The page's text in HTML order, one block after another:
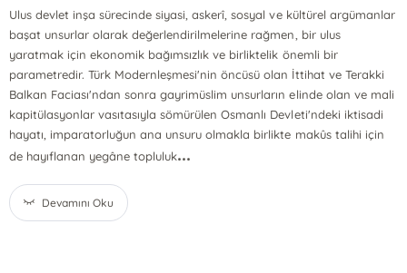
Ulus devlet inşa sürecinde siyasi, askerî, sosyal ve kültürel argümanlar
başat unsurlar olarak değerlendirilmelerine rağmen, bir ulus
yaratmak için ekonomik bağımsızlık ve birliktelik önemli bir
parametredir. Türk Modernleşmesi'nin öncüsü olan İttihat ve Terakki
Balkan Faciası'ndan sonra gayrimüslim unsurların elinde olan ve mali
kapitülasyonlar vasıtasıyla sömürülen Osmanlı Devleti'ndeki iktisadi
hayatı, imparatorluğun ana unsuru olmakla birlikte makûs talihi için
de hayıflanan yegâne topluluk...
Devamını Oku